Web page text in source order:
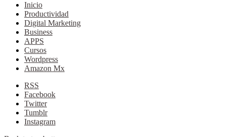
Inicio
Productividad
Digital Marketing
Business
APPS
Cursos
Wordpress
Amazon Mx
RSS
Facebook
Twitter
Tumblr
Instagram